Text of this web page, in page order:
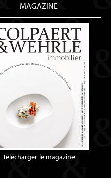
MAGAZINE
Télécharger le magazine